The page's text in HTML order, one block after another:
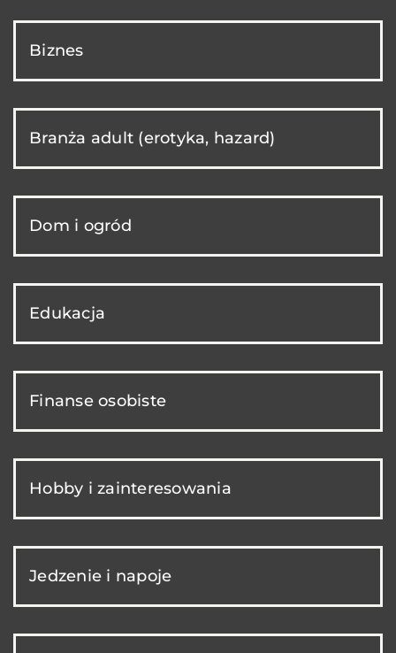
Biznes
Branża adult (erotyka, hazard)
Dom i ogród
Edukacja
Finanse osobiste
Hobby i zainteresowania
Jedzenie i napoje